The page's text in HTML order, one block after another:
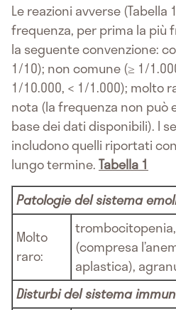
Le reazioni avverse
frequenza, per prima la più
la seguente convenzione:
1/10); non comune (≥ 1/
1/10.000, < 1/1.000); molto
nota (la frequenza non può
base dei dati disponibili). I
includono quelli riportati con
lungo termine.Tabella 1
Patologie del sistema
Molto
raro:
(compresa
aplastica),
Disturbi del sistema